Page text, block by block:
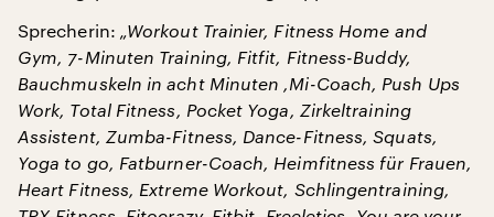
Sprecherin: „Workout Trainier, Fitness Home and
Gym, 7-Minuten Training, Fitfit, Fitness-Buddy,
Bauchmuskeln in acht Minuten ,Mi-Coach, Push Ups
Work, Total Fitness, Pocket Yoga, Zirkeltraining
Assistent, Zumba-Fitness, Dance-Fitness, Squats,
Yoga to go, Fatburner-Coach, Heimfitness für Frauen,
Heart Fitness, Extreme Workout, Schlingentraining,